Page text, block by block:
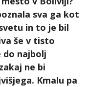
sva ga kot
in to je bil
še v tisto
do najbolj
ne bi
Kmalu pa